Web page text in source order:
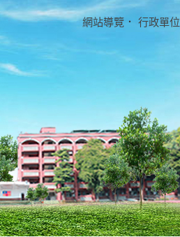
網站導覽 ． 行政單位